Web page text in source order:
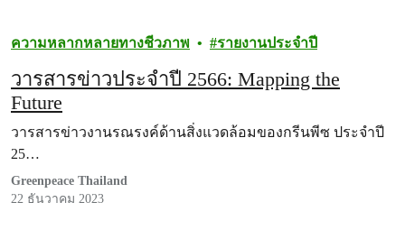
ความหลากหลายทางชีวภาพ รายงานประจำปี
วารสารข่าวประจำปี 2566: Mapping the
Future
วารสารข่าวงานรณรงค์ด้านสิ่งแวดล้อมของกรีนพีซ ประจำปี
25…
Greenpeace Thailand
22 ธันวาคม 2023